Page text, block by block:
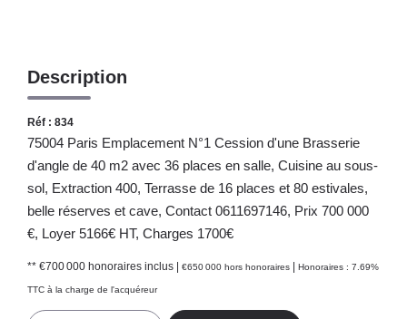
Description
Réf : 834
75004 Paris Emplacement N°1 Cession d'une Brasserie
d'angle de 40 m2 avec 36 places en salle, Cuisine au sous-
sol, Extraction 400, Terrasse de 16 places et 80 estivales,
belle réserves et cave, Contact 0611697146, Prix 700 000
€, Loyer 5166€ HT, Charges 1700€
** €700 000 honoraires inclus | €650 000 hors honoraires | Honoraires : 7.69%
TTC à la charge de l'acquéreur